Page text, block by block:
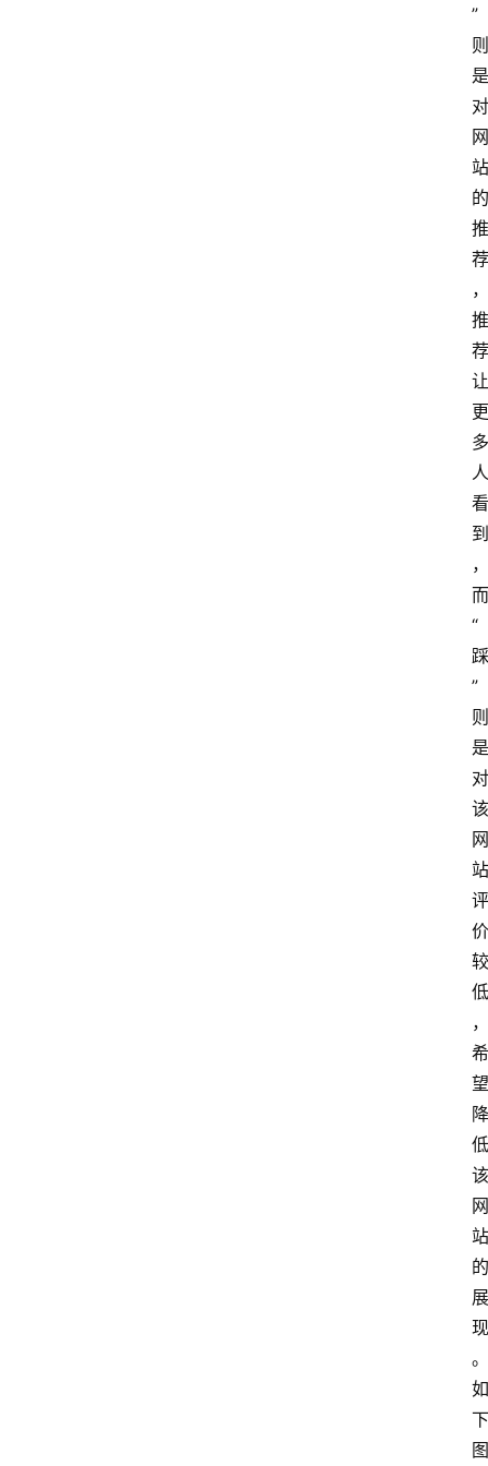
”
则
是
对
网
站
的
推
荐
，
推
荐
让
更
多
人
看
到
，
而
“
踩
”
则
是
对
该
网
站
评
价
较
低
，
希
望
降
低
该
网
站
的
展
现
。
如
下
图